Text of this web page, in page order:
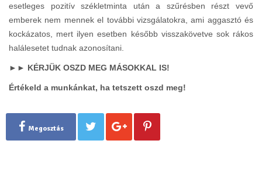
esetleges pozitív székletminta után a szűrésben részt vevő
emberek nem mennek el további vizsgálatokra, ami aggasztó és
kockázatos, mert ilyen esetben később visszakövetve sok rákos
halálesetet tudnak azonosítani.
►► KÉRJÜK OSZD MEG MÁSOKKAL IS!
Értékeld a munkánkat, ha tetszett oszd meg!
Megosztás